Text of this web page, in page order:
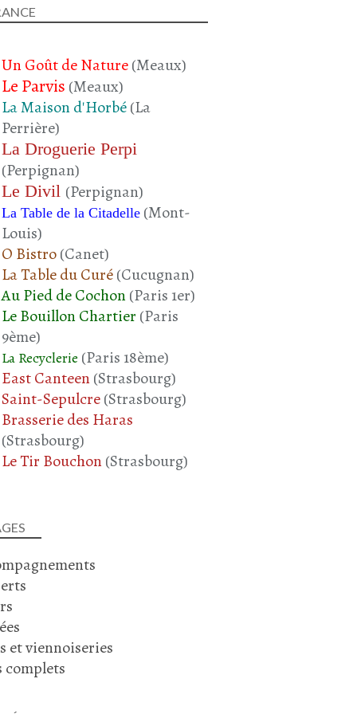
et viennoiseries
complets
Un Goût de Nature(Meaux)
Le Parvis (Meaux)
La Maison d'Horbé(La
Perrière)
La Droguerie Perpi
(Perpignan)
Le Divil (Perpignan)
La Table de la Citadelle (Mont-
Louis)
O Bistro(Canet)
La Table du Curé(Cucugnan)
Au Pied de Cochon(Paris 1er)
Le Bouillon Chartier (Paris
9ème)
La Recyclerie (Paris 18ème)
East Canteen(Strasbourg)
Saint-Sepulcre(Strasbourg)
Brasserie des Haras
(Strasbourg)
Le Tir Bouchon(Strasbourg)